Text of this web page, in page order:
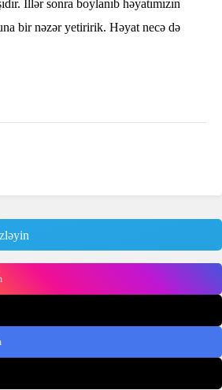
İllər sonra boylanıb həyatımızın
bir nəzər yetiririk. Həyat necə də